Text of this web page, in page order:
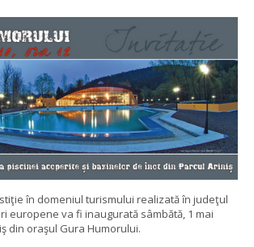
în domeniul turismului realizată în judeţul
europene va fi inaugurată sâmbătă, 1 mai
din oraşul Gura Humorului.